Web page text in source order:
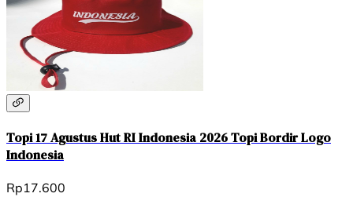
Topi 17 Agustus Hut RI Indonesia 2026 Topi Bordir Logo
Indonesia
Rp17.600